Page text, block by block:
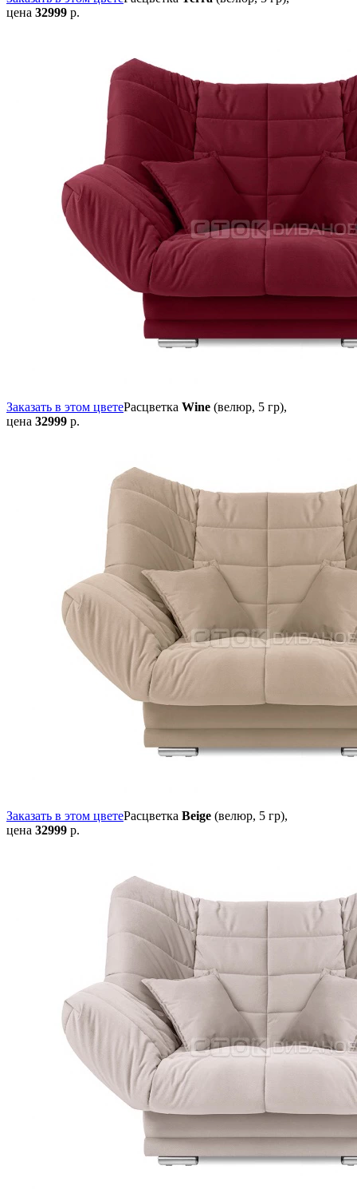
цена 32999 р.
Заказать в этом цветеРасцветка Wine (велюр, 5 гр),
цена 32999 р.
Заказать в этом цветеРасцветка Beige (велюр, 5 гр),
цена 32999 р.